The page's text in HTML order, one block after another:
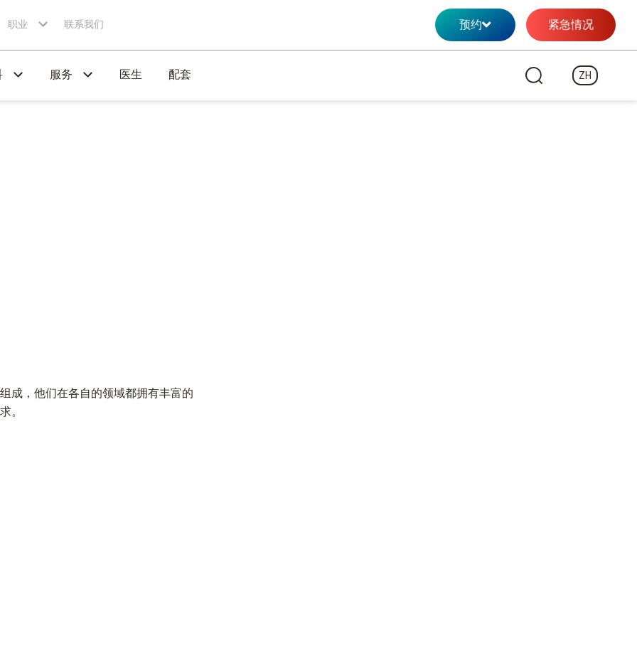
职业 联系我们 预约 紧急情况
服务 医生 配套 ZH
成，他们在各自的领域都拥有丰富的
。